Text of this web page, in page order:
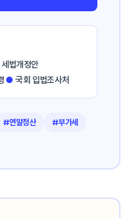
법개정안
● 국회 입법조사처
#연말정산 #부가세